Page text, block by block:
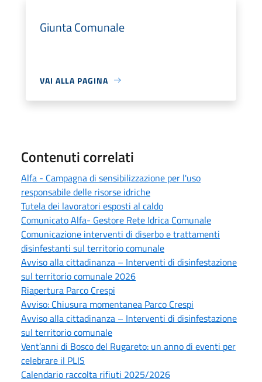
Giunta Comunale
VAI ALLA PAGINA
Contenuti correlati
Alfa - Campagna di sensibilizzazione per l'uso
responsabile delle risorse idriche
Tutela dei lavoratori esposti al caldo
Comunicato Alfa- Gestore Rete Idrica Comunale
Comunicazione interventi di diserbo e trattamenti
disinfestanti sul territorio comunale
Avviso alla cittadinanza – Interventi di disinfestazione
sul territorio comunale 2026
Riapertura Parco Crespi
Avviso: Chiusura momentanea Parco Crespi
Avviso alla cittadinanza – Interventi di disinfestazione
sul territorio comunale
Vent’anni di Bosco del Rugareto: un anno di eventi per
celebrare il PLIS
Calendario raccolta rifiuti 2025/2026